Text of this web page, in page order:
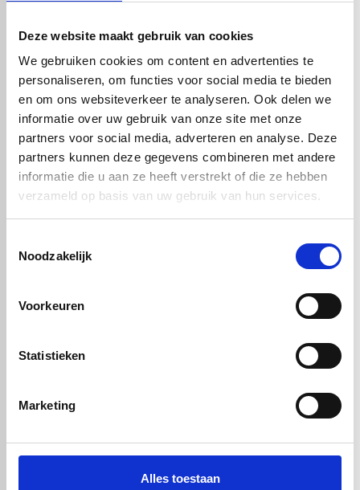
Deze website maakt gebruik van cookies
We gebruiken cookies om content en advertenties te
personaliseren, om functies voor social media te bieden
en om ons websiteverkeer te analyseren. Ook delen we
informatie over uw gebruik van onze site met onze
partners voor social media, adverteren en analyse. Deze
partners kunnen deze gegevens combineren met andere
informatie die u aan ze heeft verstrekt of die ze hebben
verzameld op basis van uw gebruik van hun services.
Noodzakelijk
Voorkeuren
Statistieken
Marketing
Alles toestaan
Het gewicht blijft
extreem laag
, wat montage en verwerking
vereenvoudigt
PP ischemisch bestendig, vochtbestendig en duurzaam
Handig om er bij te kopen
Vanaf€ 750,- gratis bezorgd
Klanten geven Vos Kunststoffen een9,0/10